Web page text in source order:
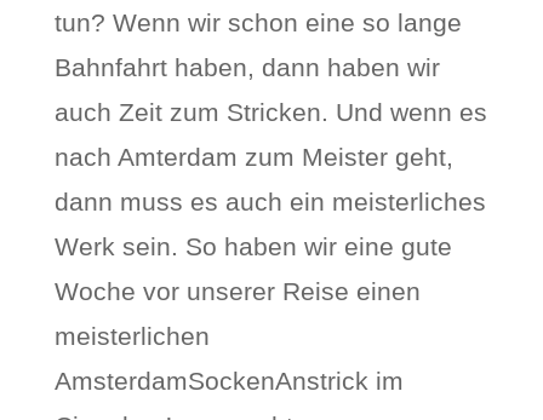
tun? Wenn wir schon eine so lange
Bahnfahrt haben, dann haben wir
auch Zeit zum Stricken. Und wenn es
nach Amterdam zum Meister geht,
dann muss es auch ein meisterliches
Werk sein. So haben wir eine gute
Woche vor unserer Reise einen
meisterlichen
AmsterdamSockenAnstrick im